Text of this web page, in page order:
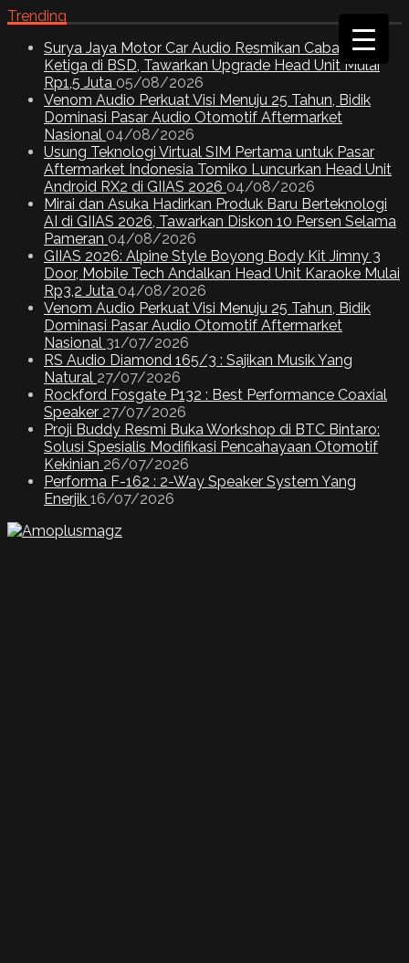
Trending
Surya Jaya Motor Car Audio Resmikan Cabang
Ketiga di BSD, Tawarkan Upgrade Head Unit Mulai
Rp1,5 Juta 05/08/2026
Venom Audio Perkuat Visi Menuju 25 Tahun, Bidik
Dominasi Pasar Audio Otomotif Aftermarket
Nasional 04/08/2026
Usung Teknologi Virtual SIM Pertama untuk Pasar
Aftermarket Indonesia Tomiko Luncurkan Head Unit
Android RX2 di GIIAS 2026 04/08/2026
Mirai dan Asuka Hadirkan Produk Baru Berteknologi
AI di GIIAS 2026, Tawarkan Diskon 10 Persen Selama
Pameran 04/08/2026
GIIAS 2026: Alpine Style Boyong Body Kit Jimny 3
Door, Mobile Tech Andalkan Head Unit Karaoke Mulai
Rp3,2 Juta 04/08/2026
Venom Audio Perkuat Visi Menuju 25 Tahun, Bidik
Dominasi Pasar Audio Otomotif Aftermarket
Nasional 31/07/2026
RS Audio Diamond 165/3 : Sajikan Musik Yang
Natural 27/07/2026
Rockford Fosgate P132 : Best Performance Coaxial
Speaker 27/07/2026
Proji Buddy Resmi Buka Workshop di BTC Bintaro:
Solusi Spesialis Modifikasi Pencahayaan Otomotif
Kekinian 26/07/2026
Performa F-162 : 2-Way Speaker System Yang
Enerjik 16/07/2026